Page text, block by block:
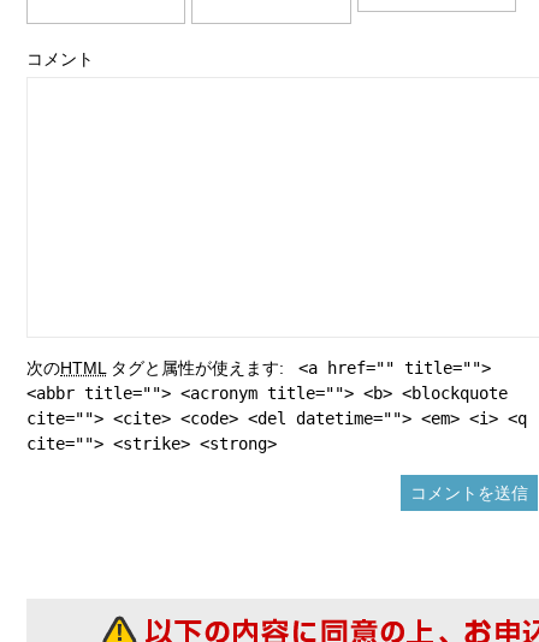
コメント
次のHTML タグと属性が使えます:
<a href="" title="">
<abbr title=""> <acronym title=""> <b> <blockquote
cite=""> <cite> <code> <del datetime=""> <em> <i> <q
cite=""> <strike> <strong>